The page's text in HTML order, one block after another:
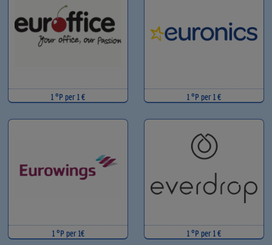
1 °P per 1 € 1 °P per 1 €
1 °P per 1€ 1 °P per 1 €